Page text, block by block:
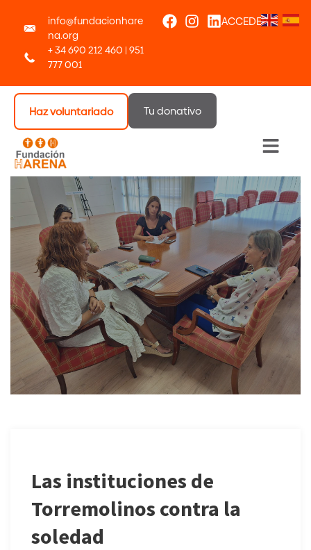
info@fundacionhare
na.org
+ 34 690 212 460 | 951
777 001
ACCEDER
Haz voluntariado Tu donativo
Menú
Las instituciones de
Torremolinos contra la
soledad